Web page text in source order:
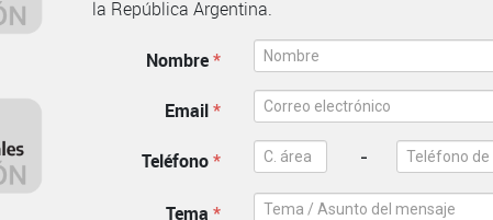
la República Argentina.
Nombre*
Email*
Teléfono* -
Tema *